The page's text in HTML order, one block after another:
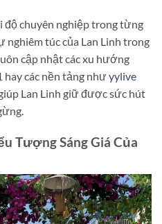
độ chuyên nghiệp trong từng
nghiêm túc của Lan Linh trong
cập nhật các xu hướng
các nền tảng nhưyylive
Lan Linh giữ được sức hút
Tượng Sáng Giá Của